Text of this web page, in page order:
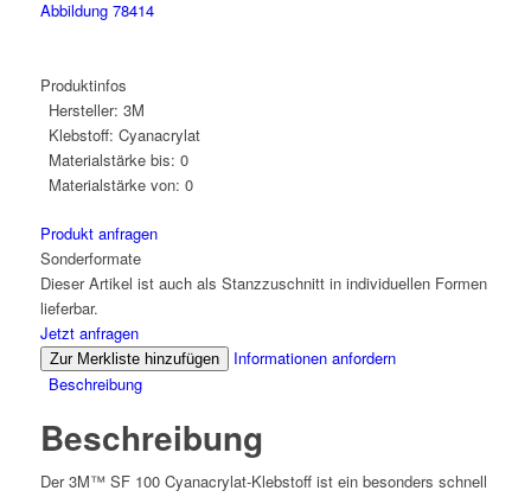
Produktinfos
Hersteller: 3M
Klebstoff: Cyanacrylat
Materialstärke bis: 0
Materialstärke von: 0
Produkt anfragen
Sonderformate
Dieser Artikel ist auch als Stanzzuschnitt in individuellen Formen
lieferbar.
Jetzt anfragen
Zur Merkliste hinzufügen
Informationen anfordern
Beschreibung
Beschreibung
Der 3M™ SF 100 Cyanacrylat-Klebstoff ist ein besonders schnell